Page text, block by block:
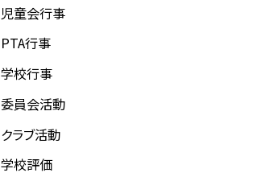
児童会行事
PTA行事
学校行事
委員会活動
クラブ活動
学校評価